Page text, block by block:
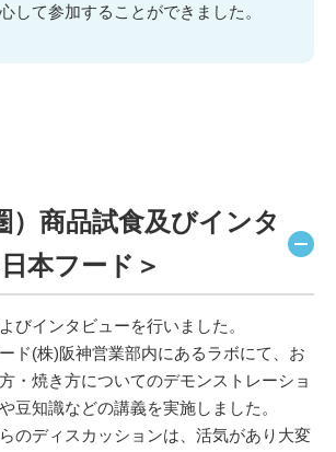
して参加することができました。
）商品試食及びインタ
本フード＞
びインタビューを行いました。
ド(株)阪神営業部内にあるラボにて、お
・焼き方についてのデモンストレーショ
豆知識などの講義を実施しました。
のディスカッションは、活気があり大変